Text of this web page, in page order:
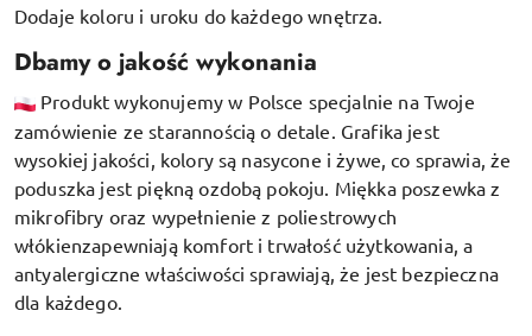
Dodaje koloru i uroku do każdego wnętrza.
Dbamy o jakość wykonania
Produkt wykonujemy w Polsce specjalnie na Twoje
zamówienie ze starannością o detale. Grafika jest
wysokiej jakości, kolory są nasycone i żywe, co sprawia, że
poduszka jest piękną ozdobą pokoju. Miękka poszewka z
mikrofibry oraz wypełnienie z poliestrowych
włókienzapewniają komfort i trwałość użytkowania, a
antyalergiczne właściwości sprawiają, że jest bezpieczna
dla każdego.